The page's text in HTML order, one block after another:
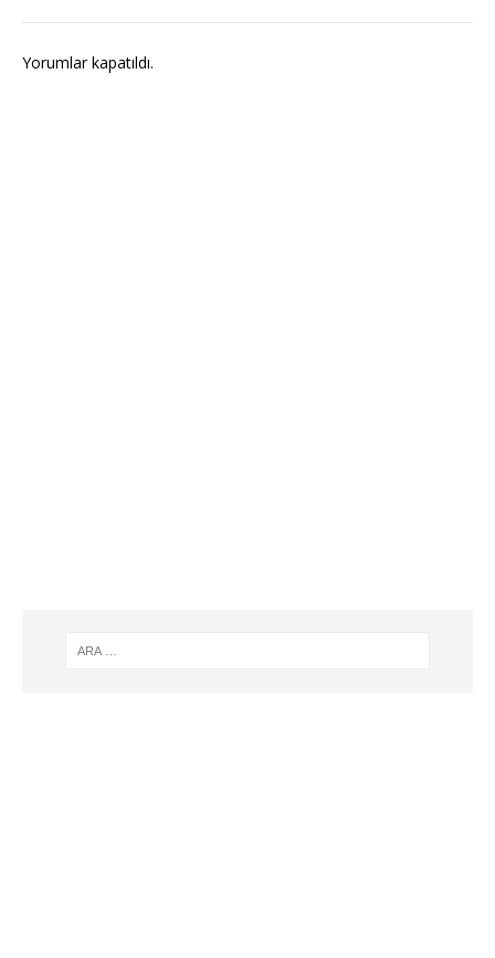
Yorumlar kapatıldı.